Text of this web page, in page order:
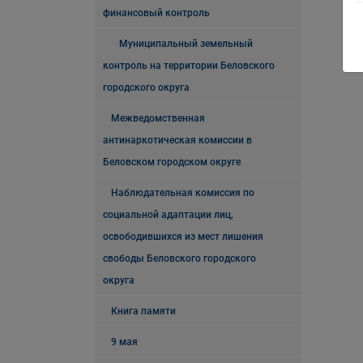
финансовый контроль
Муниципальный земельный
контроль на территории Беловского
городского округа
Межведомственная
антинаркотическая комиссии в
Беловском городском округе
Наблюдательная комиссия по
социальной адаптации лиц,
освободившихся из мест лишения
свободы Беловского городского
округа
Книга памяти
9 мая